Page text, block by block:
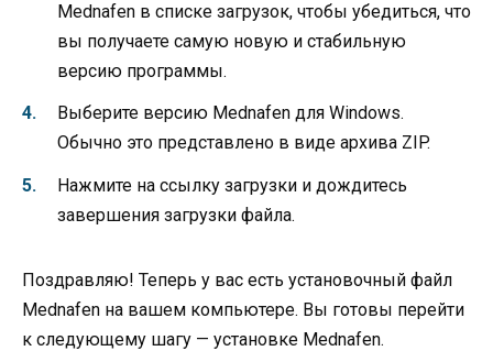
Mednafen в списке загрузок, чтобы убедиться, что
вы получаете самую новую и стабильную
версию программы.
Выберите версию Mednafen для Windows.
Обычно это представлено в виде архива ZIP.
Нажмите на ссылку загрузки и дождитесь
завершения загрузки файла.
Поздравляю! Теперь у вас есть установочный файл
Mednafen на вашем компьютере. Вы готовы перейти
к следующему шагу — установке Mednafen.